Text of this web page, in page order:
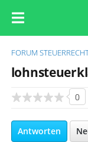
FORUM
0
Antworten